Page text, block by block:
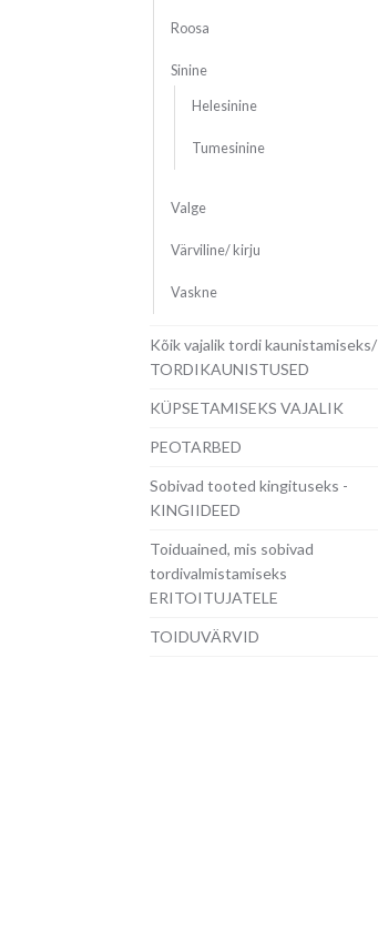
Roosa
Sinine
Helesinine
Tumesinine
Valge
Värviline/ kirju
Vaskne
Kõik vajalik tordi kaunistamiseks/
TORDIKAUNISTUSED
KÜPSETAMISEKS VAJALIK
PEOTARBED
Sobivad tooted kingituseks -
KINGIIDEED
Toiduained, mis sobivad
tordivalmistamiseks
ERITOITUJATELE
TOIDUVÄRVID